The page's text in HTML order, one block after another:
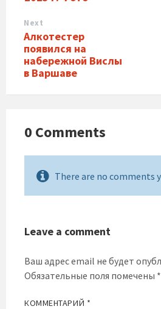
Next
Алкотестер
появился на
набережной Вислы
в Варшаве
0 Comments
There are no comments
Leave a comment
Ваш адрес email не будет
Обязательные поля помечены *
КОММЕНТАРИЙ *